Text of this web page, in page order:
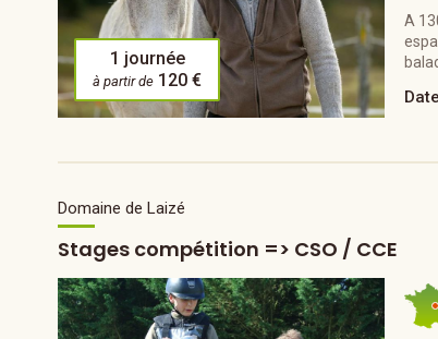
1 journée
à partir de 120 €
A
Domaine de Laizé
Stages compétition => CSO / CCE